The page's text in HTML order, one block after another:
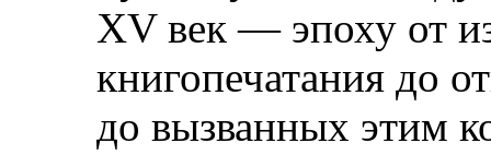
XV век — эпоху от
книгопечатания до
до вызванных этим